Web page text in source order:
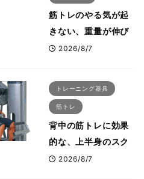
筋トレのやる気が起
きない、重量が伸び
ない ボディビル世
える食事・睡眠・呼
吸の整え方
2026/8/7
トレーニング器具
筋トレ
背中の筋トレに効果
的な、上半身のスク
ワットとも言われた
2026/8/7